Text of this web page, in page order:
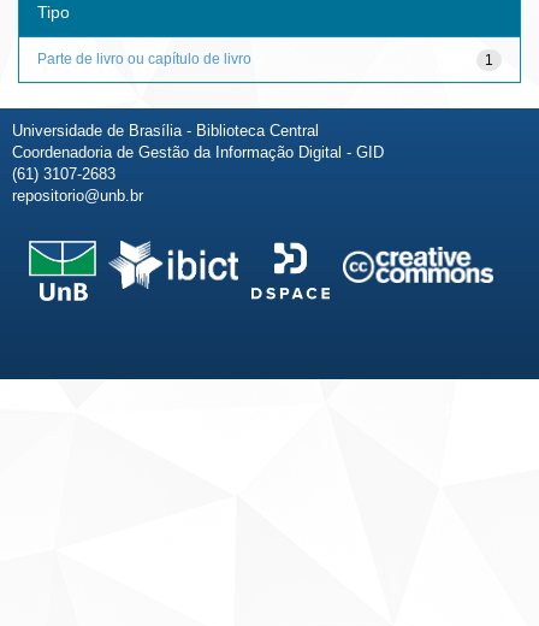
Tipo
1
Parte de livro ou capítulo de livro
Universidade de Brasília - Biblioteca Central
Coordenadoria de Gestão da Informação Digital - GID
(61) 3107-2683
repositorio@unb.br